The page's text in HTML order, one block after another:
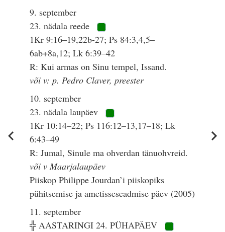
9. september
23. nädala reede
1Kr 9:16–19,22b-27; Ps 84:3,4,5–
6ab+8a,12; Lk 6:39–42
R: Kui armas on Sinu tempel, Issand.
või v: p. Pedro Claver, preester
10. september
23. nädala laupäev
1Kr 10:14–22; Ps 116:12–13,17–18; Lk
6:43–49
R: Jumal, Sinule ma ohverdan tänuohvreid.
või v Maarjalaupäev
Piiskop Philippe Jourdan’i piiskopiks
pühitsemise ja ametisseseadmise päev (2005)
11. september
╬ AASTARINGI 24. PÜHAPÄEV